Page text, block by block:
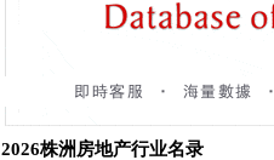
2026株洲房地产行业名录